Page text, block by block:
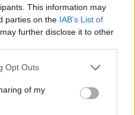
This information may
parties on the IAB’s List of
further disclose it to other
Opt Outs
of my